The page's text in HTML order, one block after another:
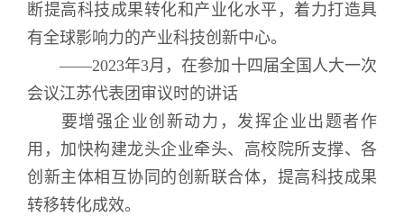
断提高科技成果转化和产业化水平，着力打造具
有全球影响力的产业科技创新中心。
——2023年3月，在参加十四届全国人大一次
会议江苏代表团审议时的讲话
要增强企业创新动力，发挥企业出题者作
用，加快构建龙头企业牵头、高校院所支撑、各
创新主体相互协同的创新联合体，提高科技成果
转移转化成效。